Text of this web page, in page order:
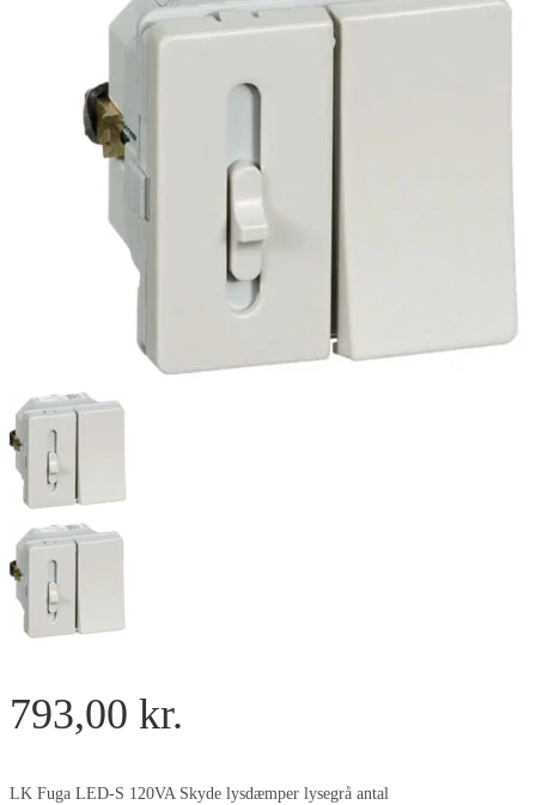
793,00 kr.
LK Fuga LED-S 120VA Skyde lysdæmper lysegrå antal